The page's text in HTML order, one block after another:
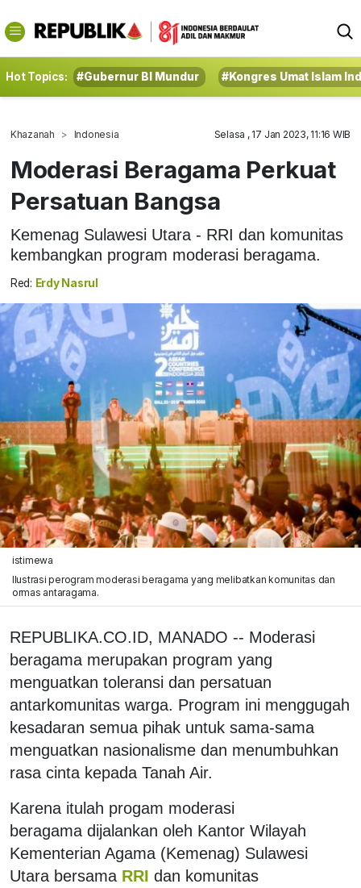
Hot Topics: #Gubernur BI Mundur #Kongres Umat Islam
Khazanah Indonesia Selasa , 17 Jan 2023, 11:16 WIB
Moderasi Beragama Perkuat
Persatuan Bangsa
Kemenag Sulawesi Utara - RRI dan komunitas
kembangkan program moderasi beragama.
Red: Erdy Nasrul
istimewa
Ilustrasi perogram moderasi beragama yang melibatkan komunitas dan
ormas antaragama.
REPUBLIKA.CO.ID, MANADO -- Moderasi
beragama merupakan program yang
menguatkan toleransi dan persatuan
antarkomunitas warga. Program ini menggugah
kesadaran semua pihak untuk sama-sama
menguatkan nasionalisme dan menumbuhkan
rasa cinta kepada Tanah Air.
Karena itulah progam moderasi
beragama dijalankan oleh Kantor Wilayah
Kementerian Agama (Kemenag) Sulawesi
Utara bersama RRI dan komunitas